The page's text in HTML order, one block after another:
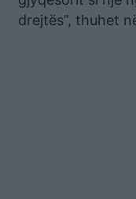
drejtës”, thuhet